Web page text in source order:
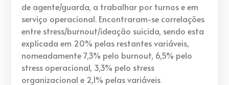
de agente/guarda, a trabalhar por turnos e em
serviço operacional. Encontraram-se correlações
entre stress/burnout/ideação suicida, sendo esta
explicada em 20% pelas restantes variáveis,
nomeadamente 7,3% pelo burnout, 6,5% pelo
stress operacional, 3,3% pelo stress
organizacional e 2,1% pelas variáveis